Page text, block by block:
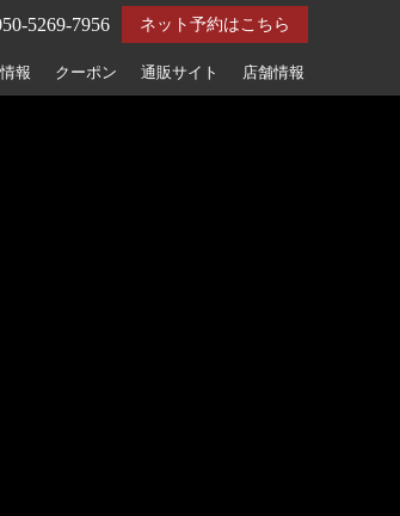
ネット予約はこちら
5269-7956
報 クーポン 通販サイト 店舗情報